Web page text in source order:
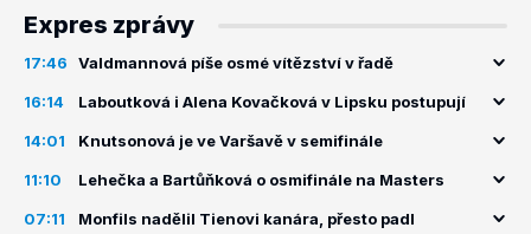
Expres zprávy
17:46 Valdmannová píše osmé vítězství v řadě
16:14 Laboutková i Alena Kovačková v Lipsku postupují
14:01 Knutsonová je ve Varšavě v semifinále
11:10 Lehečka a Bartůňková o osmifinále na Masters
07:11 Monfils nadělil Tienovi kanára, přesto padl